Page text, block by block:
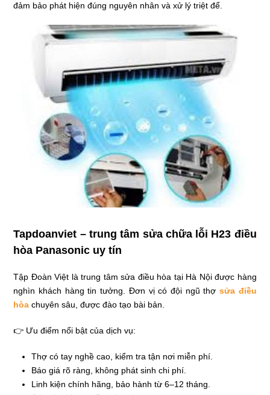
đảm bảo phát hiện đúng nguyên nhân và xử lý triệt để.
Tapdoanviet – trung tâm sửa chữa lỗi H23 điều
hòa Panasonic uy tín
Tập Đoàn Việt là trung tâm sửa điều hòa tại Hà Nội được hàng
nghìn khách hàng tin tưởng. Đơn vị có đội ngũ thợ sửa điều
hòa chuyên sâu, được đào tạo bài bản.
👉 Ưu điểm nổi bật của dịch vụ:
Thợ có tay nghề cao, kiểm tra tận nơi miễn phí.
Báo giá rõ ràng, không phát sinh chi phí.
Linh kiện chính hãng, bảo hành từ 6–12 tháng.